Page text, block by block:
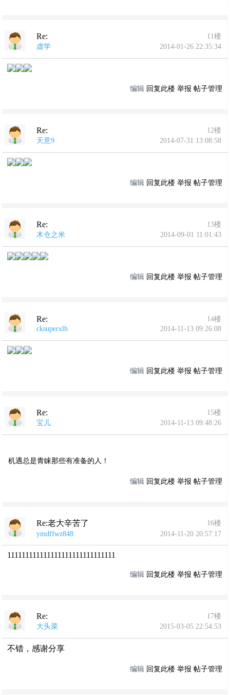
Re:
11楼
虚学
2014-01-26 22:35:34
编辑 回复此楼 举报 帖子管理
Re:
12楼
天意9
2014-07-31 13:08:58
编辑 回复此楼 举报 帖子管理
Re:
13楼
木仓之米
2014-09-01 11:01:43
编辑 回复此楼 举报 帖子管理
Re:
14楼
cksuperxlh
2014-11-13 09:26:08
编辑 回复此楼 举报 帖子管理
Re:
15楼
宝儿
2014-11-13 09:48:26
机遇总是青睐那些有准备的人！
编辑 回复此楼 举报 帖子管理
Re:老大辛苦了
16楼
ymdffwz848
2014-11-20 20:57:17
111111111111111111111111111111
编辑 回复此楼 举报 帖子管理
Re:
17楼
大头菜
2015-03-05 22:54:53
不错，感谢分享
编辑 回复此楼 举报 帖子管理